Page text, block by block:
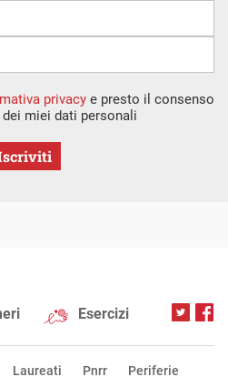
privacy e presto il consenso
miei dati personali
Esercizi
Laureati Pnrr Periferie